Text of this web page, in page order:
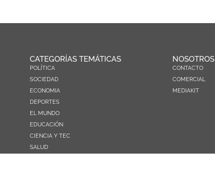
CATEGORÍAS TEMÁTICAS
POLÍTICA
SOCIEDAD
ECONOMIA
DEPORTES
EL MUNDO
EDUCACIÓN
CIENCIA Y TEC
SALUD
NOSOTROS
CONTACTO
COMERCIAL
MEDIAKIT